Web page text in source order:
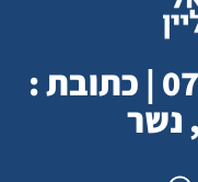
טלפון : 077-2085240 | כתובת :